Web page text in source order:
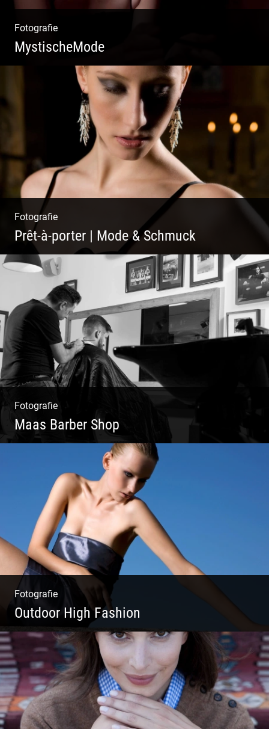
Fotografie
MystischeMode
Mystische Modefotografie
Fotografie
Prêt-à-porter | Mode & Schmuck
Fotografie
Maas Barber Shop
Coole Bartstyles | Haircut & Shave | Farbe
& Schnitt | Creating Men
Fotografie
Outdoor High Fashion
Outdoor High Fashion